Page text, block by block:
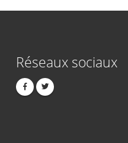
Réseaux sociaux